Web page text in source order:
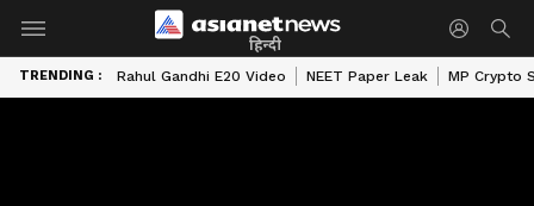
हिन्दी
TRENDING : Rahul Gandhi E20 Video NEET Paper Leak MP Crypto